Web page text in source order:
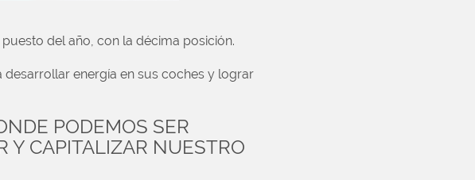
del año, con la décima posición.
energía en sus coches y lograr
PODEMOS SER
Y CAPITALIZAR NUESTRO